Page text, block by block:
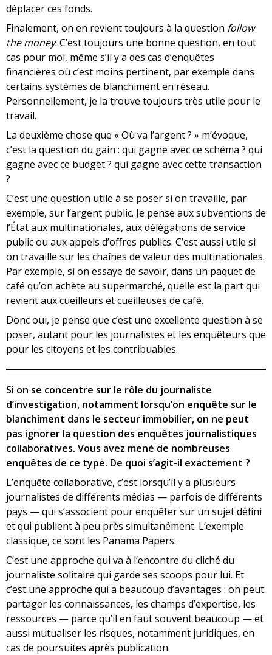
déplacer ces fonds.
Finalement, on en revient toujours à la question follow
the money. C’est toujours une bonne question, en tout
cas pour moi, même s’il y a des cas d’enquêtes
financières où c’est moins pertinent, par exemple dans
certains systèmes de blanchiment en réseau.
Personnellement, je la trouve toujours très utile pour le
travail.
La deuxième chose que « Où va l’argent ? » m’évoque,
c’est la question du gain : qui gagne avec ce schéma ? qui
gagne avec ce budget ? qui gagne avec cette transaction
?
C’est une question utile à se poser si on travaille, par
exemple, sur l’argent public. Je pense aux subventions de
l’État aux multinationales, aux délégations de service
public ou aux appels d’offres publics. C’est aussi utile si
on travaille sur les chaînes de valeur des multinationales.
Par exemple, si on essaye de savoir, dans un paquet de
café qu’on achète au supermarché, quelle est la part qui
revient aux cueilleurs et cueilleuses de café.
Donc oui, je pense que c’est une excellente question à se
poser, autant pour les journalistes et les enquêteurs que
pour les citoyens et les contribuables.
Si on se concentre sur le rôle du journaliste
d’investigation, notamment lorsqu’on enquête sur le
blanchiment dans le secteur immobilier, on ne peut
pas ignorer la question des enquêtes journalistiques
collaboratives. Vous avez mené de nombreuses
enquêtes de ce type. De quoi s’agit-il exactement ?
L’enquête collaborative, c’est lorsqu’il y a plusieurs
journalistes de différents médias — parfois de différents
pays — qui s’associent pour enquêter sur un sujet défini
et qui publient à peu près simultanément. L’exemple
classique, ce sont les Panama Papers.
C’est une approche qui va à l’encontre du cliché du
journaliste solitaire qui garde ses scoops pour lui. Et
c’est une approche qui a beaucoup d’avantages : on peut
partager les connaissances, les champs d’expertise, les
ressources — parce qu’il en faut souvent beaucoup — et
aussi mutualiser les risques, notamment juridiques, en
cas de poursuites après publication.